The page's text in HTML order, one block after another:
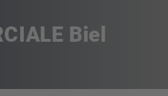
Biel